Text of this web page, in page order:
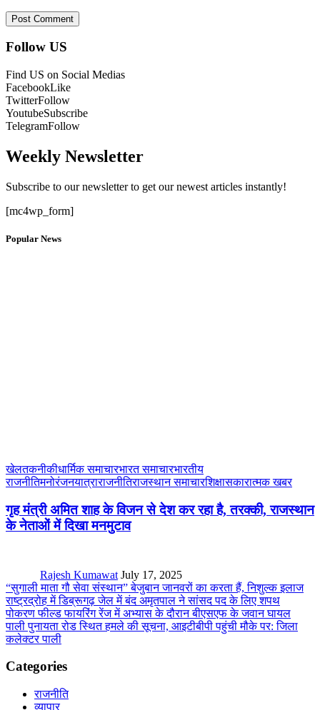
Follow US
Find US on Social Medias
FacebookLike
TwitterFollow
YoutubeSubscribe
TelegramFollow
Weekly Newsletter
Subscribe to our newsletter to get our newest articles instantly!
[mc4wp_form]
Popular News
खेलतकनीकीधार्मिक समाचारभारत समाचारभारतीय
राजनीतिमनोरंजनयात्राराजनीतिराजस्थान समाचारशिक्षासकारात्मक खबर
गृह मंत्री अमित शाह के विजन से देश कर रहा है, तरक्की, राजस्थान
के नेताओं में दिखा मनमुटाव
Rajesh Kumawat July 17, 2025
“सुगाली माता गौ सेवा संस्थान” बेजुबान जानवरों का करता हैं, निशुल्क इलाज
राष्ट्रद्रोह में डिब्रूगढ़ जेल में बंद अमृतपाल ने सांसद पद के लिए शपथ
पोकरण फील्ड फायरिंग रेंज में अभ्यास के दौरान बीएसएफ के जवान घायल
पाली पुनायता रोड स्थित हमले की सूचना, आइटीबीपी पहुंची मौके पर: जिला
कलेक्टर पाली
Categories
राजनीति
व्यापार